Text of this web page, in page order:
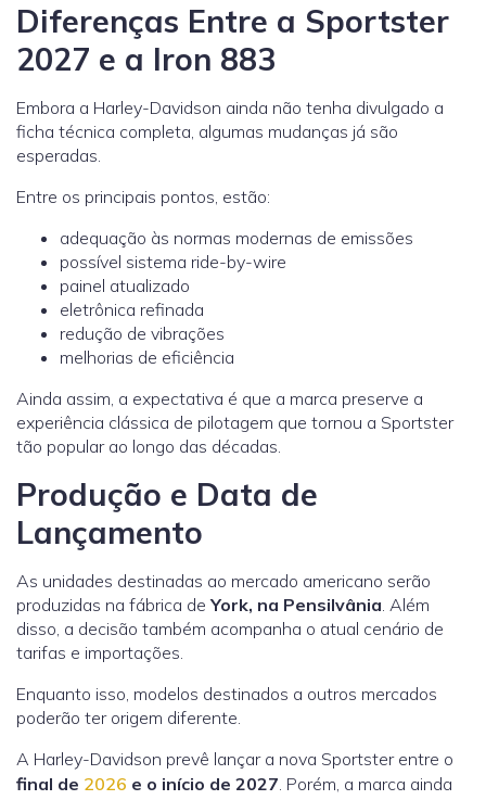
Diferenças Entre a Sportster
2027 e a Iron 883
Embora a Harley-Davidson ainda não tenha divulgado a
ficha técnica completa, algumas mudanças já são
esperadas.
Entre os principais pontos, estão:
adequação às normas modernas de emissões
possível sistema ride-by-wire
painel atualizado
eletrônica refinada
redução de vibrações
melhorias de eficiência
Ainda assim, a expectativa é que a marca preserve a
experiência clássica de pilotagem que tornou a Sportster
tão popular ao longo das décadas.
Produção e Data de
Lançamento
As unidades destinadas ao mercado americano serão
produzidas na fábrica deYork, na Pensilvânia. Além
disso, a decisão também acompanha o atual cenário de
tarifas e importações.
Enquanto isso, modelos destinados a outros mercados
poderão ter origem diferente.
A Harley-Davidson prevê lançar a nova Sportster entre o
final de 2026 e o início de 2027. Porém, a marca ainda